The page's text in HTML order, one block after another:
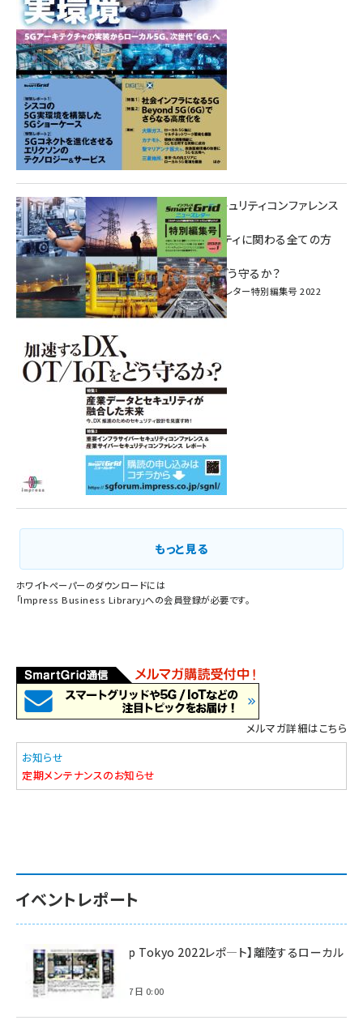
重要インフラサイバーセキュリティコンファレンス
特別電子版！
― 産業サイバーセキュリティに関わる全ての方
へ！ ―
加速するDX、OT/IoTをどう守るか？
インプレス SmartGridニューズレター特別編集号 2022
Vol.1
もっと見る
ホワイトペーパーのダウンロードには
「Impress Business Library」への会員登録が必要です。
メルマガ詳細はこちら
お知らせ
定期メンテナンスのお知らせ
イベントレポート
【Interop Tokyo 2022レポ—ト】離陸するローカル
5G！
2022年7月7日 0:00